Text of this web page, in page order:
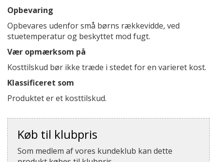
Opbevaring
Opbevares udenfor små børns rækkevidde, ved
stuetemperatur og beskyttet mod fugt.
Vær opmærksom på
Kosttilskud bør ikke træde i stedet for en varieret kost.
Klassificeret som
Produktet er et kosttilskud.
Køb til klubpris
Som medlem af vores kundeklub kan dette